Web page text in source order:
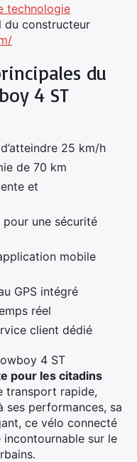
technologie
du constructeur
du
4 ST
25 km/h
de 70 km
et
pour une sécurité
mobile
GPS intégré
réel
client dédié
4 ST
pour les citadins
transport rapide,
ses performances, sa
ce vélo connecté
incontournable sur le